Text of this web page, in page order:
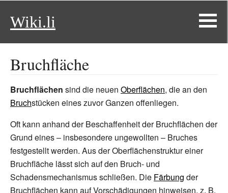
Wiki.li
Bruchfläche
Bruchflächen sind die neuen Oberflächen, die an den
Bruchstücken eines zuvor Ganzen offenliegen.
Oft kann anhand der Beschaffenheit der Bruchflächen der
Grund eines– insbesondere ungewollten – Bruches
festgestellt werden. Aus der Oberflächenstruktur einer
Bruchfläche lässt sich auf den Bruch- und
Schadensmechanismus schließen. Die Färbung der
Bruchflächen kann auf Vorschädigungen hinweisen, z. B.